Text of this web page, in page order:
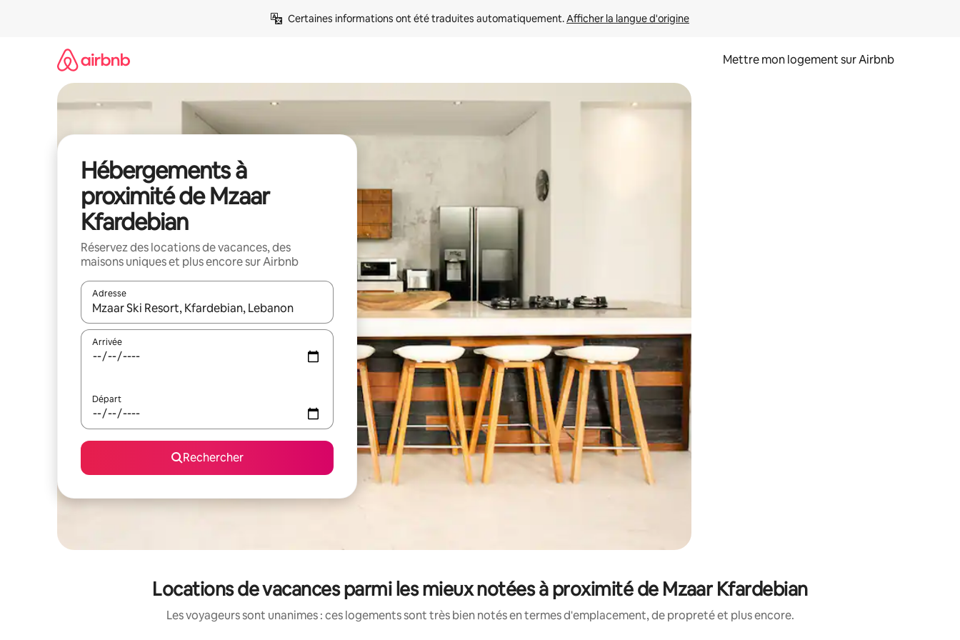
Certaines informations ont été traduites automatiquement. Afficher la langue d'origine
Mettre mon logement sur Airbnb
Hébergements à
proximité de Mzaar
Kfardebian
Réservez des locations de vacances, des
maisons uniques et plus encore sur Airbnb
Adresse
Lorsque les résultats s'affichent, utilisez les flèches vers le haut et vers le bas pour les parcourir ou en appuyant et en faisant glisser.
Arrivée
Départ
Rechercher
Locations de vacances parmi les mieux notées à proximité de Mzaar Kfardebian
Les voyageurs sont unanimes : ces logements sont très bien notés en termes d'emplacement, de propreté et plus encore.